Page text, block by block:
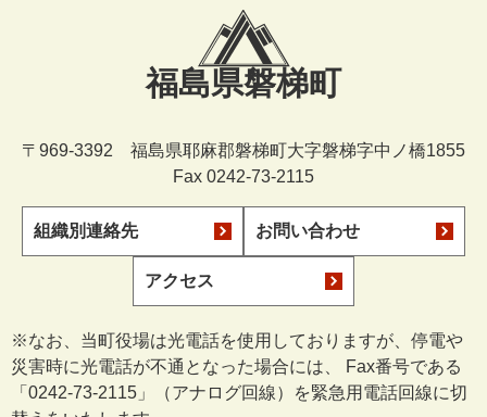
福島県磐梯町
〒969-3392 福島県耶麻郡磐梯町大字磐梯字中ノ橋1855
Fax 0242-73-2115
組織別連絡先 お問い合わせ
アクセス
※なお、当町役場は光電話を使用しておりますが、停電や
災害時に光電話が不通となった場合には、 Fax番号である
「0242-73-2115」（アナログ回線）を緊急用電話回線に切